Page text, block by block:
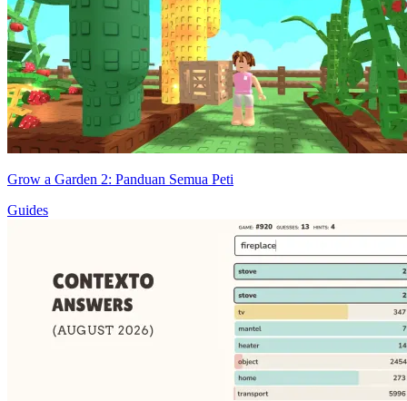
Grow a Garden 2: Panduan Semua Peti
Guides